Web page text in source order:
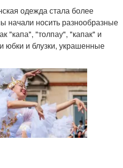
одежда стала более
начали носить разнообразные
"капа", "толпау", "капак" и
юбки и блузки, украшенные